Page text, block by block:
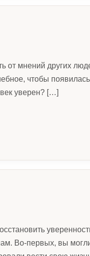
от мнений других
чтобы появилась
уверен? […]
Во-первых, вы